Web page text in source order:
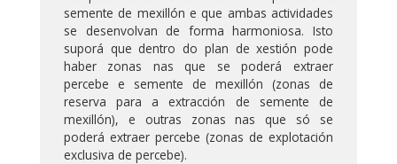
semente de mexillón e que ambas actividades
se desenvolvan de forma harmoniosa. Isto
suporá que dentro do plan de xestión pode
haber zonas nas que se poderá extraer
percebe e semente de mexillón (zonas de
reserva para a extracción de semente de
mexillón), e outras zonas nas que só se
poderá extraer percebe (zonas de explotación
exclusiva de percebe).